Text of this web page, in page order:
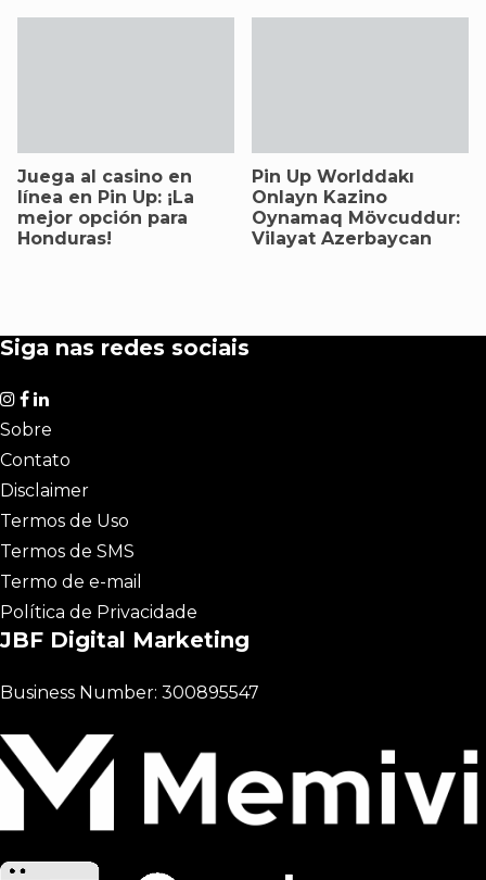
Juega al casino en
línea en Pin Up: ¡La
mejor opción para
Honduras!
Pin Up Worlddakı
Onlayn Kazino
Oynamaq Mövcuddur:
Vilayat Azerbaycan
Siga nas redes sociais
Sobre
Contato
Disclaimer
Termos de Uso
Termos de SMS
Termo de e-mail
Política de Privacidade
JBF Digital Marketing
Business Number: 300895547